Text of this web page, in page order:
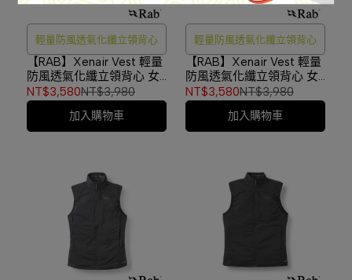
輕量防風透氣化纖立領背心
【RAB】Xenair Vest 輕量
防風透氣化纖立領背心 女
款 暴風藍 #QIP20
NT$3,580NT$3,980
加入購物車
輕量防風透氣化纖立領背心
【RAB】Xenair Vest 輕量
防風透氣化纖立領背心 女
款 淺鋅 #QIP20
NT$3,580NT$3,980
加入購物車